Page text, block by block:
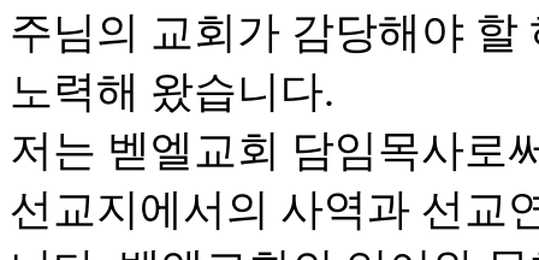
주님의 교회가 감당해야
노력해 왔습니다.
저는 벧엘교회 담임목사로
선교지에서의 사역과 선교